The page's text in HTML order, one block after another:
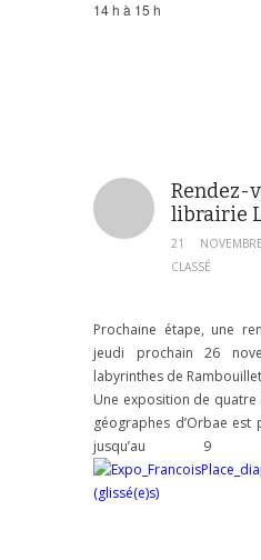
14 h à 15 h
librairie
21
CLASSÉ
Prochaine étape, une
jeudi prochain 26
labyrinthes de
Une exposition de quatre
géographes d’Orbae
jusqu’au 9